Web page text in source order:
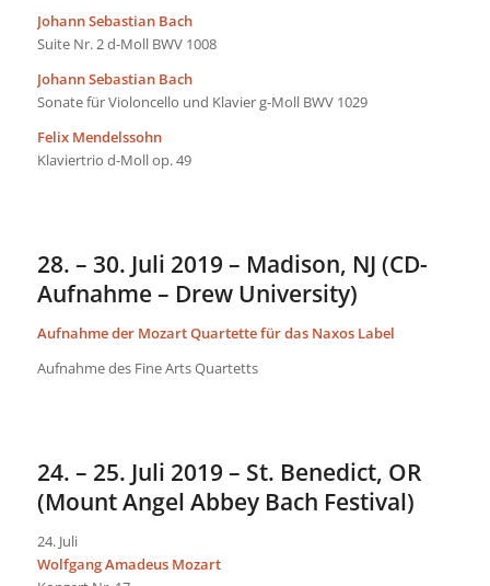
Johann Sebastian Bach
Suite Nr. 2 d-Moll BWV 1008
Johann Sebastian Bach
Sonate für Violoncello und Klavier g-Moll BWV 1029
Felix Mendelssohn
Klaviertrio d-Moll op. 49
28. – 30. Juli 2019 – Madison, NJ (CD-
Aufnahme – Drew University)
Aufnahme der Mozart Quartette für das Naxos Label
Aufnahme des Fine Arts Quartetts
24. – 25. Juli 2019 – St. Benedict, OR
(Mount Angel Abbey Bach Festival)
24. Juli
Wolfgang Amadeus Mozart